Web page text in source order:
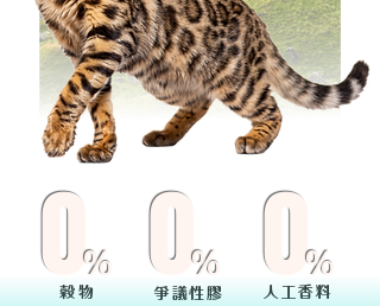
0%
穀物 0%
爭議性膠 0
人工香料
%